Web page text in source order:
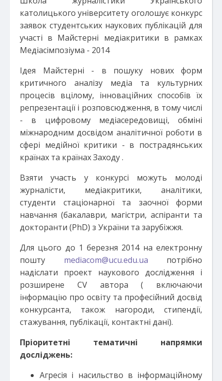
католицького університету оголошує конкурс
заявок студентських наукових публікацій для
участі в Майстерні медіакритики в рамках
Медіасімпозіума - 2014
Ідея Майстерні - в пошуку нових форм
критичного аналізу медіа та культурних
процесів вцілому, інноваційних способів їх
репрезентації і розповсюдження, в тому числі
- в цифровому медіасередовищі, обміні
міжнародним досвідом аналітичної роботи в
сфері медійної критики - в пострадянських
країнах та країнах Заходу .
Взяти участь у конкурсі можуть молоді
журналісти, медіакритики, аналітики,
студенти стаціонарної та заочної форми
навчання (бакалаври, магістри, аспіранти та
докторанти (PhD) з України та зарубіжжя.
Для цього до 1 березня 2014 на електронну
пошту mediacom@ucu.edu.ua потрібно
надіслати проект наукового дослідження і
розширене CV автора ( включаючи
інформацію про освіту та професійний досвід
конкурсанта, також нагороди, стипендії,
стажування, публікації, контактні дані).
Пріоритетні тематичні напрямки
досліджень:
Агресія і насильство в інформаційному